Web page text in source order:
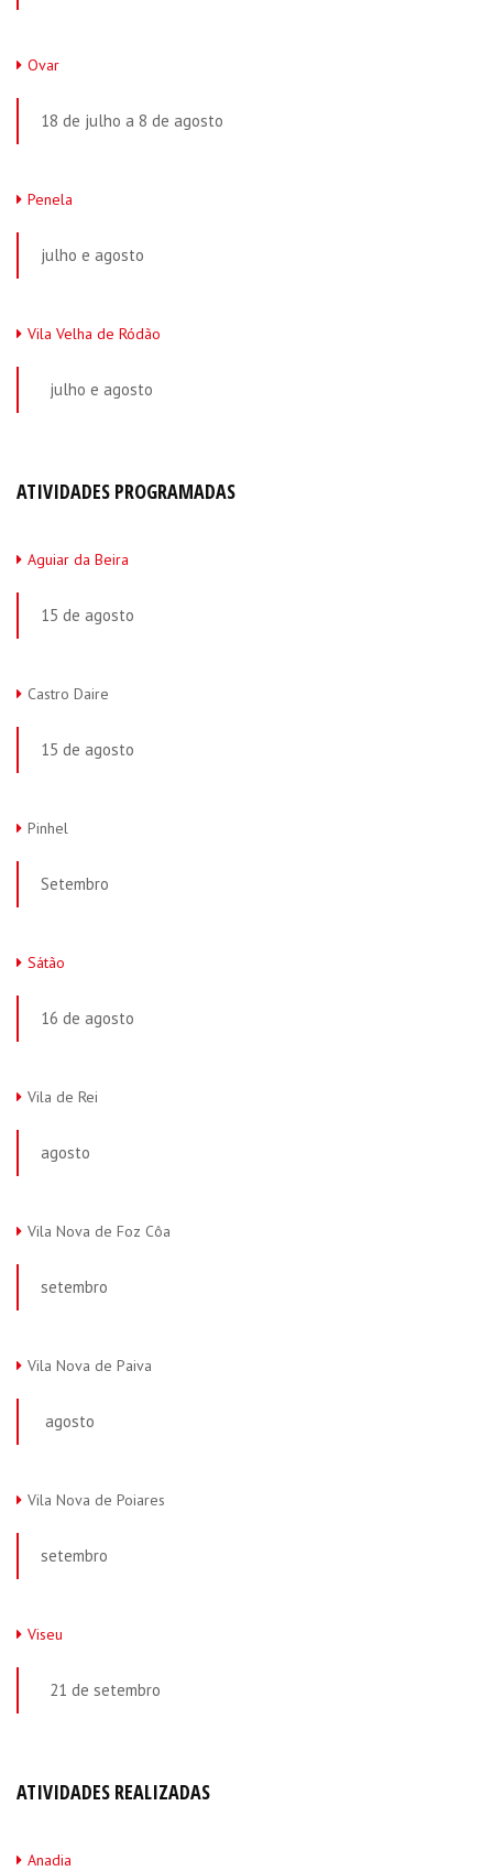
Ovar
18 de julho a 8 de agosto
Penela
julho e agosto
Vila Velha de Ródão
julho e agosto
ATIVIDADES PROGRAMADAS
Aguiar da Beira
15 de agosto
Castro Daire
15 de agosto
Pinhel
Setembro
Sátão
16 de agosto
Vila de Rei
agosto
Vila Nova de Foz Côa
setembro
Vila Nova de Paiva
agosto
Vila Nova de Poiares
setembro
Viseu
21 de setembro
ATIVIDADES REALIZADAS
Anadia